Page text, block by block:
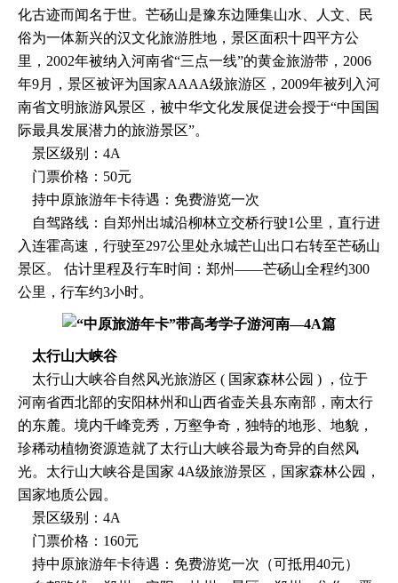
化古迹而闻名于世。芒砀山是豫东边陲集山水、人文、民
俗为一体新兴的汉文化旅游胜地，景区面积十四平方公
里，2002年被纳入河南省“三点一线”的黄金旅游带，2006
年9月，景区被评为国家AAAA级旅游区，2009年被列入河
南省文明旅游风景区，被中华文化发展促进会授于“中国国
际最具发展潜力的旅游景区”。
景区级别：4A
门票价格：50元
持中原旅游年卡待遇：免费游览一次
自驾路线：自郑州出城沿柳林立交桥行驶1公里，直行进
入连霍高速，行驶至297公里处永城芒山出口右转至芒砀山
景区。 估计里程及行车时间：郑州——芒砀山全程约300
公里，行车约3小时。
太行山大峡谷
太行山大峡谷自然风光旅游区 ( 国家森林公园 ) ，位于
河南省西北部的安阳林州和山西省壶关县东南部，南太行
的东麓。境内千峰竞秀，万壑争奇，独特的地形、地貌，
珍稀动植物资源造就了太行山大峡谷最为奇异的自然风
光。太行山大峡谷是国家 4A级旅游景区，国家森林公园，
国家地质公园。
景区级别：4A
门票价格：160元
持中原旅游年卡待遇：免费游览一次（可抵用40元）